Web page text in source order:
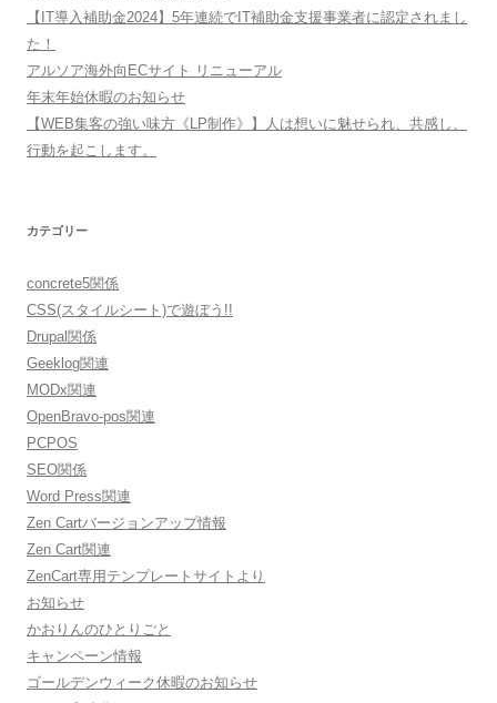
【IT導入補助金2024】5年連続でIT補助金支援事業者に認定されまし
た！
アルソア海外向ECサイト リニューアル
年末年始休暇のお知らせ
【WEB集客の強い味方《LP制作》】人は想いに魅せられ、共感し、
行動を起こします。
カテゴリー
concrete5関係
CSS(スタイルシート)で遊ぼう!!
Drupal関係
Geeklog関連
MODx関連
OpenBravo-pos関連
PCPOS
SEO関係
Word Press関連
Zen Cartバージョンアップ情報
Zen Cart関連
ZenCart専用テンプレートサイトより
お知らせ
かおりんのひとりごと
キャンペーン情報
ゴールデンウィーク休暇のお知らせ